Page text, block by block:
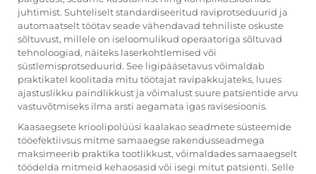
juhtimist. Suhteliselt standardiseeritud raviprotseduurid ja
automaatselt töötav seade vähendavad tehniliste oskuste
sõltuvust, millele on iseloomulikud operaatoriga sõltuvad
tehnoloogiad, näiteks laserkohtlemised või
süstlemisprotseduurid. See ligipääsetavus võimaldab
praktikatel koolitada mitu töötajat ravipakkujateks, luues
ajastuslikku paindlikkust ja võimalust suure patsientide arvu
vastuvõtmiseks ilma arsti aegamata igas ravisesioonis.
Kaasaegsete krioolipolüüsi kaalakao seadmete süsteemide
tööefektiivsus mitme samaaegse rakendusseadmega
maksimeerib praktika tootlikkust, võimaldades samaaegselt
töödelda mitmeid kehaosasid või isegi mitut patsienti. Selle